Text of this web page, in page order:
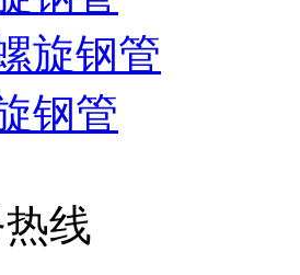
旋钢管
钢管
线